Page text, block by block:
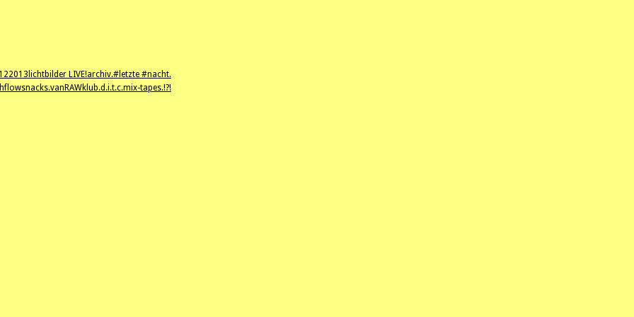
2013 lichtbilder LIVE!archiv.#letzte #nacht.
vanRAWklub.d.i.t.c.mix-tapes.!?!